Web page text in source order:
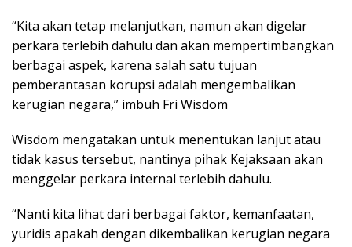
“Kita akan tetap melanjutkan, namun akan digelar
perkara terlebih dahulu dan akan mempertimbangkan
berbagai aspek, karena salah satu tujuan
pemberantasan korupsi adalah mengembalikan
kerugian negara,” imbuh Fri Wisdom
Wisdom mengatakan untuk menentukan lanjut atau
tidak kasus tersebut, nantinya pihak Kejaksaan akan
menggelar perkara internal terlebih dahulu.
“Nanti kita lihat dari berbagai faktor, kemanfaatan,
yuridis apakah dengan dikembalikan kerugian negara